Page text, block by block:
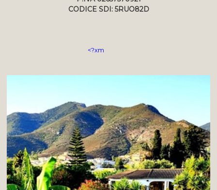
CODICE SDI: 5RUO82D
<?xm